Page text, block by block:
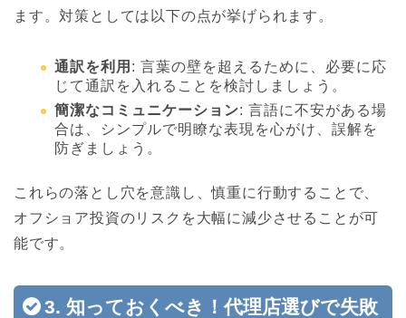
ます。対策としては以下の点が挙げられます。
通訳を利用 : 言葉の壁を超えるために、必要に応
じて通訳を入れることを検討しましょう。
簡潔なコミュニケーション: 言語に不安がある場
合は、シンプルで明瞭な表現を心がけ、誤解を
防ぎましょう。
これらの落とし穴を意識し、慎重に行動することで、
オフショア投資のリスクを大幅に減少させることが可
能です。
3. 知っておくべき！代理店選びで失敗